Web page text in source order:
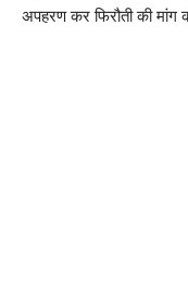
अपहरण कर फिरौती की मांग